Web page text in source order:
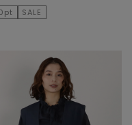
SALE